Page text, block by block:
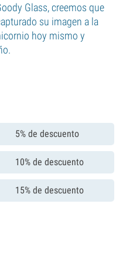
Glass, creemos que
su imagen a la
hoy mismo y
5% de descuento
10% de descuento
15% de descuento